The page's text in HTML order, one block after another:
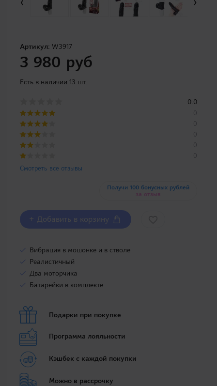
Артикул: W3917
3 980 руб
Есть в наличии 13 шт.
0.0
0
0
0
0
0
Смотреть все отзывы
Получи 100 бонусных рублей
за отзыв
+ Добавить в корзину
Вибрация в мошонке и в стволе
Реалистичный
Два моторчика
Батарейки в комплекте
Подарки при покупке
Программа лояльности
Кэшбек с каждой покупки
Можно в рассрочку